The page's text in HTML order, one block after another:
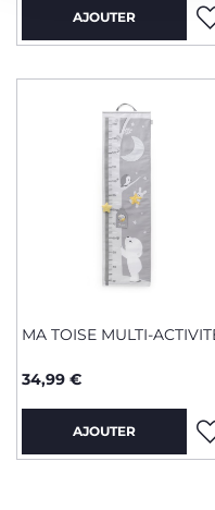
AJOUTER
MA TOISE MULTI-
34,99 €
AJOUTER